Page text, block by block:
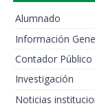
Alumnado
Información
Contador Público
Investigación
Noticias